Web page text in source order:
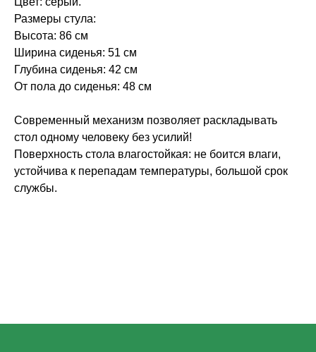
Размеры стула:
Высота: 86 см
Ширина сиденья: 51 см
Глубина сиденья: 42 см
От пола до сиденья: 48 см
Современный механизм позволяет раскладывать
стол одному человеку без усилий!
Поверхность стола влагостойкая: не боится влаги,
устойчива к перепадам температуры, большой срок
службы.